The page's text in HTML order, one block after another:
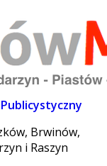
Brwinów,
i Raszyn